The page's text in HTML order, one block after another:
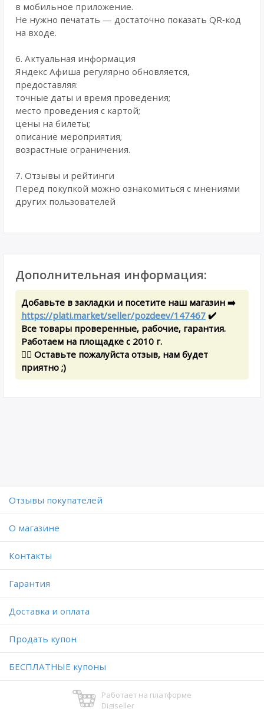
в мобильное приложение.
Не нужно печатать — достаточно показать QR‑код
на входе.
6. Актуальная информация
Яндекс Афиша регулярно обновляется,
предоставляя:
точные даты и время проведения;
место проведения с картой;
цены на билеты;
описание мероприятия;
возрастные ограничения.
7. Отзывы и рейтинги
Перед покупкой можно ознакомиться с мнениями
других пользователей
Дополнительная информация:
Добавьте в закладки и посетите наш магазин ➡️
https://plati.market/seller/pozdeev/147467 ✔️
Все товары проверенные, рабочие, гарантия.
Работаем на площадке с 2010 г.
✍🏻 Оставьте пожалуйста отзыв, нам будет
приятно ;)
Отзывы покупателей
O магазине
Контакты
Гарантия
Доставка и оплата
Продать купон
БЕСПЛАТНЫЕ купоны
Работает на платформе
Digiseller